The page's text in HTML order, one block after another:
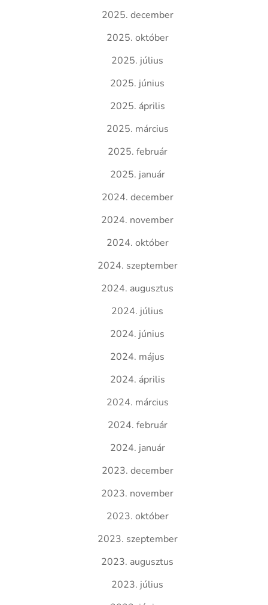
2025. december
2025. október
2025. július
2025. június
2025. április
2025. március
2025. február
2025. január
2024. december
2024. november
2024. október
2024. szeptember
2024. augusztus
2024. július
2024. június
2024. május
2024. április
2024. március
2024. február
2024. január
2023. december
2023. november
2023. október
2023. szeptember
2023. augusztus
2023. július